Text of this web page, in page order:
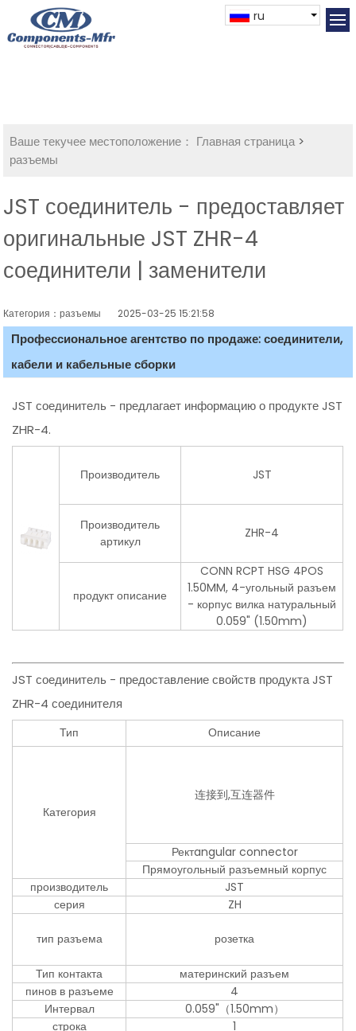
ru
Ваше текучее местоположение： Главная страница>
разъемы
JST соединитель - предоставляет
оригинальные JST ZHR-4
соединители | заменители
Категория：разъемы 2025-03-25 15:21:58
Профессиональное агентство по продаже: соединители,
кабели и кабельные сборки
JST соединитель - предлагает информацию о продукте JST
ZHR-4.
Производитель JST
Производитель
артикул
ZHR-4
продукт описание
CONN RCPT HSG 4POS
1.50MM, 4-угольный разъем
- корпус вилка натуральный
0.059" (1.50mm)
JST соединитель - предоставление свойств продукта JST
ZHR-4 соединителя
Тип Описание
Категория
连接到,互连器件
Ректangular connector
Прямоугольный разъемный корпус
производитель
JST
серия
ZH
тип разъема розетка
Тип контакта
материнский разъем
пинов в разъеме
4
Интервал
0.059"（1.50mm）
строка
1